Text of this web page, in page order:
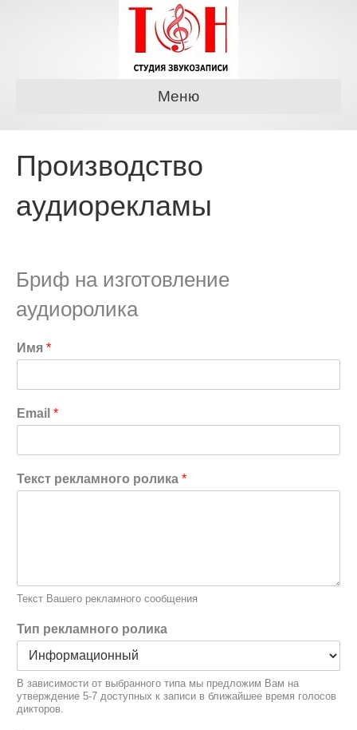
Меню
Производство
аудиорекламы
Бриф на изготовление
аудиоролика
Имя *
Email *
Текст рекламного ролика *
Текст Вашего рекламного сообщения
Тип рекламного ролика
В зависимости от выбранного типа мы предложим Вам на
утверждение 5-7 доступных к записи в ближайшее время голосов
дикторов.